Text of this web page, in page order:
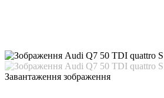
Завантаження зображення